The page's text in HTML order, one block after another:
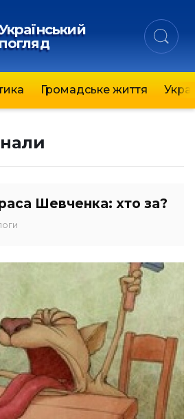
Громадське життя
Шевченка: хто за?